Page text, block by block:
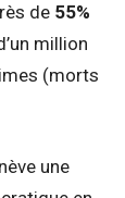
de 55%
million
(morts
une